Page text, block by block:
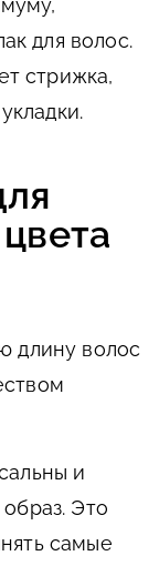
для волос.
стрижка,
длину волос
и
Это
самые